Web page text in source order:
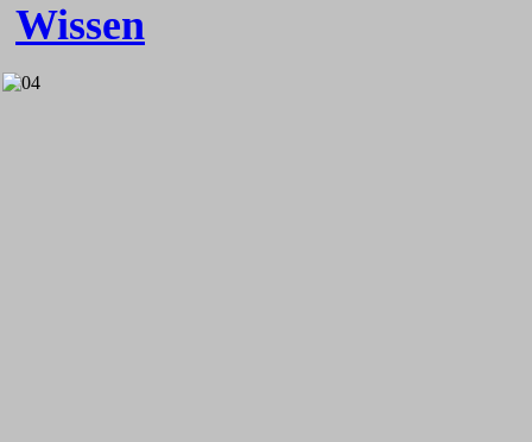
Wissen